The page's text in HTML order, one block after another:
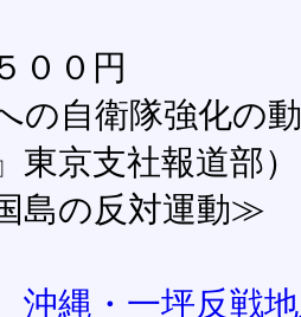
００円
自衛隊強化の
東京支社報道部）
の反対運動≫
沖縄・一坪反戦